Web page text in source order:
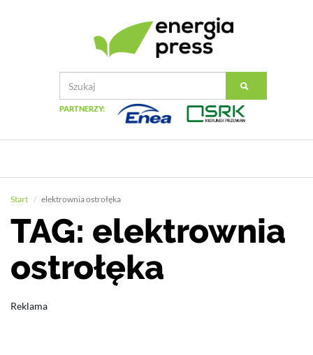
PARTNERZY:
Start elektrownia ostrołęka
TAG: elektrownia
ostrołęka
Reklama